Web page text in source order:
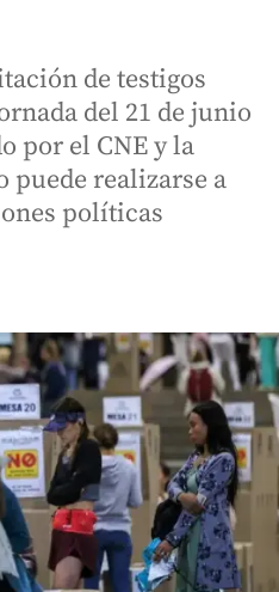
de testigos
del 21 de junio
por el CNE y la
puede realizarse a
políticas